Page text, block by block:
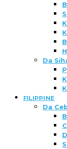
Da
FILIPPINE
Da